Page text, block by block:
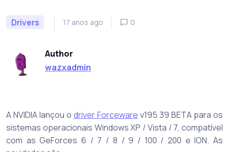
Drivers 17 anos ago 0
Author
wazxadmin
A NVIDIA lançou o driver Forceware v195.39 BETA para os
sistemas operacionais Windows XP / Vista / 7, compatível
com as GeForces 6 / 7 / 8 / 9 / 100 / 200 e ION. As